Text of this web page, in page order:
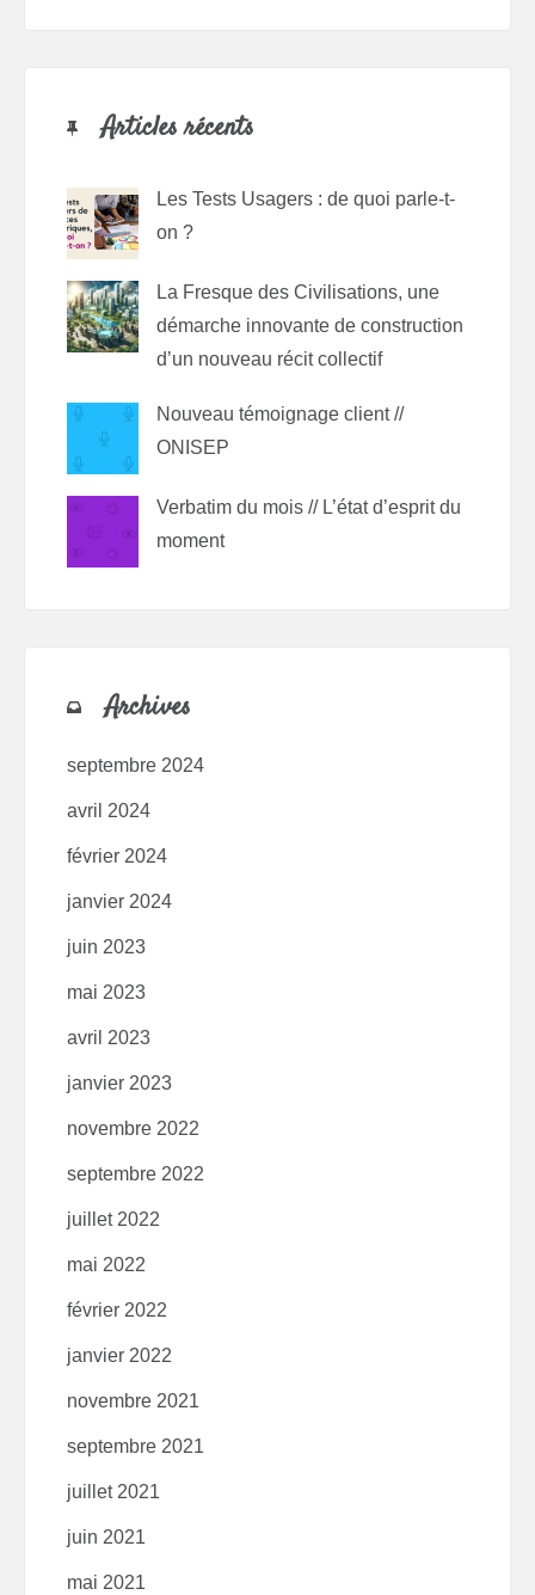
Articles récents
Les Tests Usagers : de quoi parle-t-
on ?
La Fresque des Civilisations, une
démarche innovante de construction
d’un nouveau récit collectif
Nouveau témoignage client //
ONISEP
Verbatim du mois // L’état d’esprit du
moment
Archives
septembre 2024
avril 2024
février 2024
janvier 2024
juin 2023
mai 2023
avril 2023
janvier 2023
novembre 2022
septembre 2022
juillet 2022
mai 2022
février 2022
janvier 2022
novembre 2021
septembre 2021
juillet 2021
juin 2021
mai 2021